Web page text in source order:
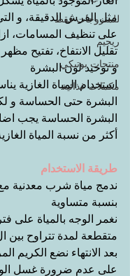
للمتزوجات فقط
ريجيم
منتجات بوتيكي
مكملات غذائية
مثل الفرش الدقيقة، و
على تنظيف المسامات،
تقليل الانتفاخ، تفتيح
و توحيد لون البشرة
استخدام المياة الغازية
البشرة حتى الحساسة و
البشرة الحساسة يجب
أكثر من نسبة المياة
طريقة الاستخدام
ندمج مياة شرب معدنية مع
بنسبة متساوية
نغمر الوجه بالمياة على
متقطعة لمدة تتراوح بين ال3 إلى ال 5
بعد الانتهاء نضع الكريم
على عدم ضرورة غسل